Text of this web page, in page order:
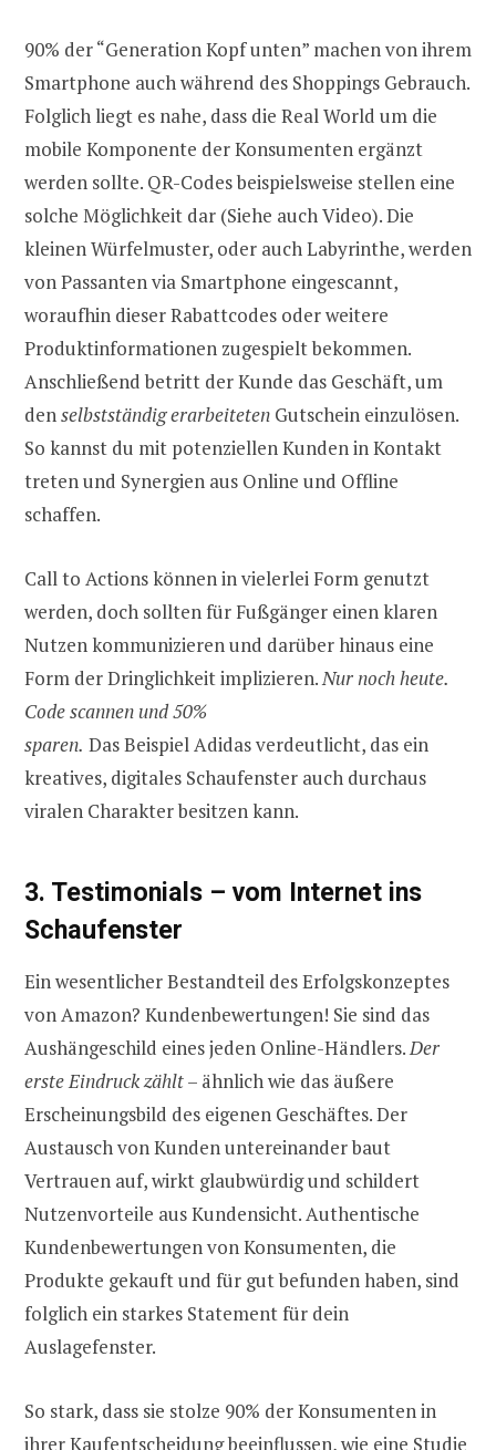
90% der “Generation Kopf unten” machen von ihrem
Smartphone auch während des Shoppings Gebrauch.
Folglich liegt es nahe, dass die Real World um die
mobile Komponente der Konsumenten ergänzt
werden sollte. QR-Codes beispielsweise stellen eine
solche Möglichkeit dar (Siehe auch Video). Die
kleinen Würfelmuster, oder auch Labyrinthe, werden
von Passanten via Smartphone eingescannt,
woraufhin dieser Rabattcodes oder weitere
Produktinformationen zugespielt bekommen.
Anschließend betritt der Kunde das Geschäft, um
denselbstständig erarbeiteten Gutschein einzulösen.
So kannst du mit potenziellen Kunden in Kontakt
treten und Synergien aus Online und Offline
schaffen.
Call to Actions können in vielerlei Form genutzt
werden, doch sollten für Fußgänger einen klaren
Nutzen kommunizieren und darüber hinaus eine
Form der Dringlichkeit implizieren.Nur noch heute.
Code scannen und 50%
sparen. Das Beispiel Adidas verdeutlicht, das ein
kreatives, digitales Schaufenster auch durchaus
viralen Charakter besitzen kann.
3. Testimonials – vom Internet ins
Schaufenster
Ein wesentlicher Bestandteil des Erfolgskonzeptes
von Amazon? Kundenbewertungen! Sie sind das
Aushängeschild eines jeden Online-Händlers. Der
erste Eindruck zählt– ähnlich wie das äußere
Erscheinungsbild des eigenen Geschäftes. Der
Austausch von Kunden untereinander baut
Vertrauen auf, wirkt glaubwürdig und schildert
Nutzenvorteile aus Kundensicht. Authentische
Kundenbewertungen von Konsumenten, die
Produkte gekauft und für gut befunden haben, sind
folglich ein starkes Statement für dein
Auslagefenster.
So stark, dass sie stolze 90% der Konsumenten in
ihrer Kaufentscheidung beeinflussen, wie eine Studie